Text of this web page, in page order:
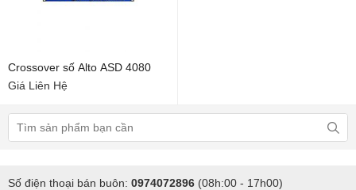
Crossover số Alto ASD 4080
Giá Liên Hệ
Số điện thoại bán buôn: 0974072896 (08h:00 - 17h00)